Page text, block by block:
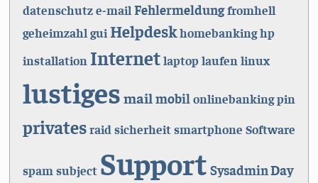
datenschutze-mail Fehlermeldungfromhell
geheimzahl gui Helpdeskhomebankinghp
installation Internetlaptoplaufen linux
lustiges mailmobil onlinebankingpin
privatesraid sicherheitsmartphone Software
spam subject Support Sysadmin Day